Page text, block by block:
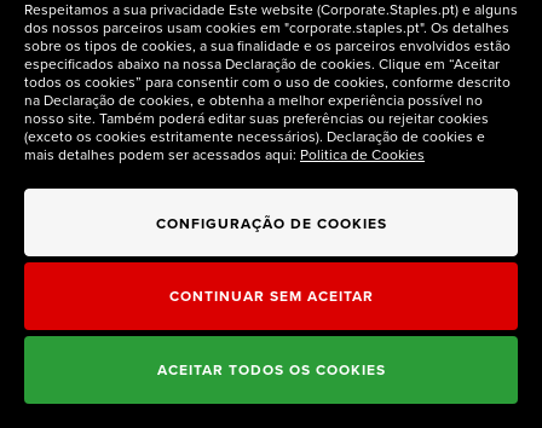
Respeitamos a sua privacidade Este website (Corporate.Staples.pt) e alguns
dos nossos parceiros usam cookies em "corporate.staples.pt". Os detalhes
sobre os tipos de cookies, a sua finalidade e os parceiros envolvidos estão
especificados abaixo na nossa Declaração de cookies. Clique em “Aceitar
todos os cookies” para consentir com o uso de cookies, conforme descrito
na Declaração de cookies, e obtenha a melhor experiência possível no
nosso site. Também poderá editar suas preferências ou rejeitar cookies
(exceto os cookies estritamente necessários). Declaração de cookies e
mais detalhes podem ser acessados aqui: Politica de Cookies
CONFIGURAÇÃO DE COOKIES
CONTINUAR SEM ACEITAR
ACEITAR TODOS OS COOKIES